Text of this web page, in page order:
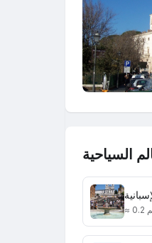
السياحية